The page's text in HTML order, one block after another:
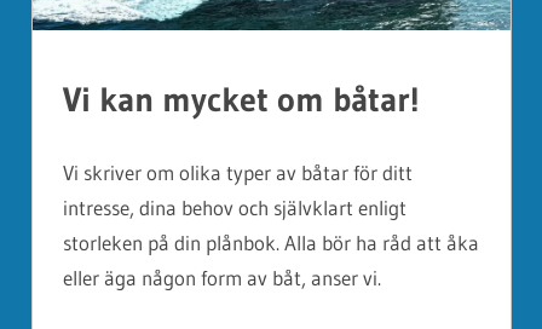
Vi kan mycket om båtar!
Vi skriver om olika typer av båtar för ditt
intresse, dina behov och självklart enligt
storleken på din plånbok. Alla bör ha råd att åka
eller äga någon form av båt, anser vi.